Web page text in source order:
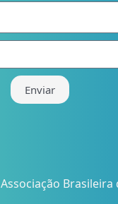
Enviar
Associação Brasileira